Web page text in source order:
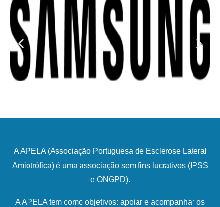
A APELA (Associação Portuguesa de Esclerose Lateral
Amiotrófica) é uma associação sem fins lucrativos (IPSS
e ONGPD).
A APELA tem como objetivos: apoiar e acompanhar os